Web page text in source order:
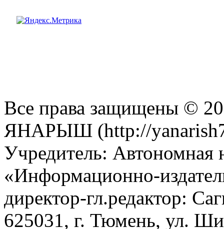
Все права защищены ©
ЯНАРЫШ (http://
Учредитель: Автономная
«Информационно-
директор-гл.редактор:
625031, г. Тюмень, ул.